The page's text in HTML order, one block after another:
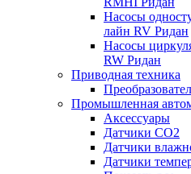
Насосы
лайн RV Ридан
Насосы
RW Ридан
Приводная техника
Промышленная
Аксессуары
Датчики CO2
Датчики
Датчики